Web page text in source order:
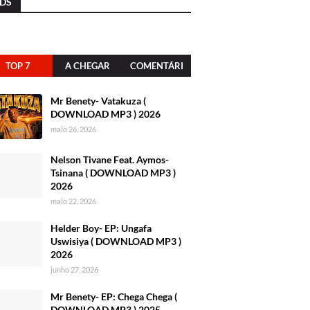
TOP 7 A CHEGAR COMENTÁRI
Mr Benety- Vatakuza (
DOWNLOAD MP3 ) 2026
maio 26, 2026
Nelson Tivane Feat. Aymos-
Tsinana ( DOWNLOAD MP3 )
2026
maio 22, 2026
Helder Boy- EP: Ungafa
Uswisiya ( DOWNLOAD MP3 )
2026
junho 27, 2026
Mr Benety- EP: Chega Chega (